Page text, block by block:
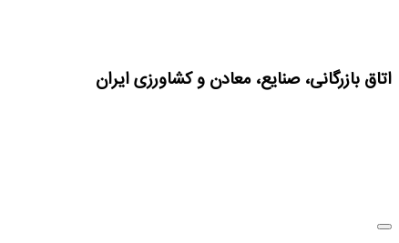
اتاق بازرگانی، صنایع، معادن و کشاورزی ایران